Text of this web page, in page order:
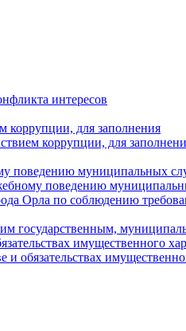
интересов
коррупции, для заполнения
коррупции, для
поведению муниципальных
поведению
Орла по соблюдению
государственным,
имущественного
обязательствах